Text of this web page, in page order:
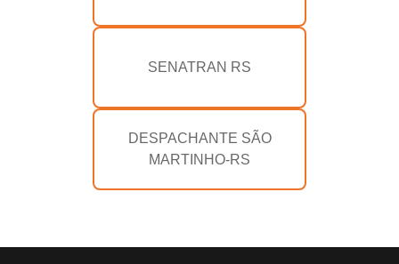
SENATRAN RS
DESPACHANTE SÃO
MARTINHO-RS